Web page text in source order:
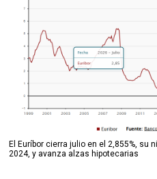
El Euríbor cierra julio en el 2,855%, su
2024, y avanza alzas hipotecarias